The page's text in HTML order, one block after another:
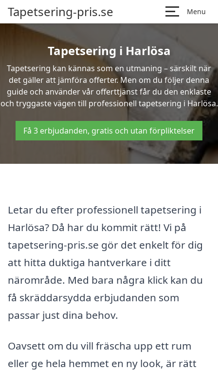
Tapetsering-pris.se Menu
Tapetsering i Harlösa
Tapetsering kan kännas som en utmaning – särskilt när
det gäller att jämföra offerter. Men om du följer denna
guide och använder vår offerttjänst får du den enklaste
och tryggaste vägen till professionell tapetsering i Harlösa.
Få 3 erbjudanden, gratis och utan förpliktelser
Letar du efter professionell tapetsering i
Harlösa? Då har du kommit rätt! Vi på
tapetsering-pris.se gör det enkelt för dig
att hitta duktiga hantverkare i ditt
närområde. Med bara några klick kan du
få skräddarsydda erbjudanden som
passar just dina behov.
Oavsett om du vill fräscha upp ett rum
eller ge hela hemmet en ny look, är rätt